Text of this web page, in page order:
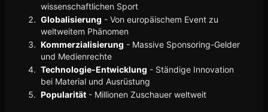
wissenschaftlichen Sport
Globalisierung - Von europäischem Event zu
weltweitem Phänomen
Kommerzialisierung - Massive Sponsoring-Gelder
und Medienrechte
Technologie-Entwicklung - Ständige Innovation
bei Material und Ausrüstung
Popularität - Millionen Zuschauer weltweit